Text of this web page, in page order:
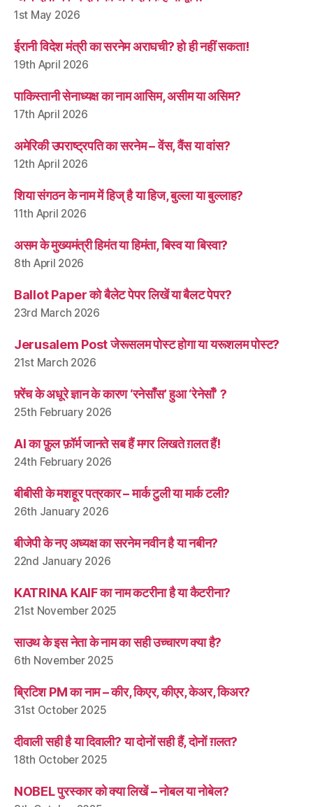
1st May 2026
ईरानी विदेश मंत्री का सरनेम अराघची? हो ही नहीं सकता!
19th April 2026
पाकिस्तानी सेनाध्यक्ष का नाम आसिम, असीम या असिम?
17th April 2026
अमेरिकी उपराष्ट्रपति का सरनेम – वेंस, वैंस या वांस?
12th April 2026
शिया संगठन के नाम में हिज् है या हिज, बुल्ला या बुल्लाह?
11th April 2026
असम के मुख्यमंत्री हिमंत या हिमंता, बिस्व या बिस्वा?
8th April 2026
Ballot Paper को बैलेट पेपर लिखें या बैलट पेपर?
23rd March 2026
Jerusalem Post जेरूसलम पोस्ट होगा या यरूशलम पोस्ट?
21st March 2026
फ़्रेंच के अधूरे ज्ञान के कारण ‘रनेसाँस’ हुआ ‘रेनेसाँ’ ?
25th February 2026
AI का फ़ुल फ़ॉर्म जानते सब हैं मगर लिखते ग़लत हैं!
24th February 2026
बीबीसी के मशहूर पत्रकार – मार्क टुली या मार्क टली?
26th January 2026
बीजेपी के नए अध्यक्ष का सरनेम नवीन है या नबीन?
22nd January 2026
KATRINA KAIF का नाम कटरीना है या कैटरीना?
21st November 2025
साउथ के इस नेता के नाम का सही उच्चारण क्या है?
6th November 2025
ब्रिटिश PM का नाम – कीर, किएर, कीएर, केअर, किअर?
31st October 2025
दीवाली सही है या दिवाली? या दोनों सही हैं, दोनों ग़लत?
18th October 2025
NOBEL पुरस्कार को क्या लिखें – नोबल या नोबेल?